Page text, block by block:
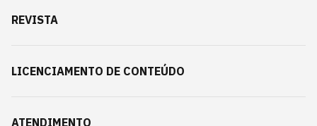
REVISTA
LICENCIAMENTO DE CONTEÚDO
ATENDIMENTO